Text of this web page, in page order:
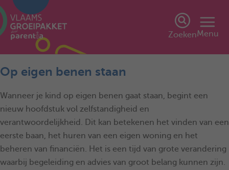
ZoekenMenu
Op eigen benen staan
Wanneer je kind op eigen benen gaat staan, begint een
nieuw hoofdstuk vol zelfstandigheid en
verantwoordelijkheid. Dit kan betekenen het vinden van een
eerste baan, het huren van een eigen woning en het
beheren van financiën. Het is een tijd van grote verandering
waarbij begeleiding en advies van groot belang kunnen zijn.